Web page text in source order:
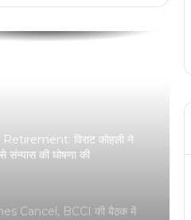
होप
विराट कोहली ने
संन्यास की घोषणा की
Cancel, BCCI की बैठक में